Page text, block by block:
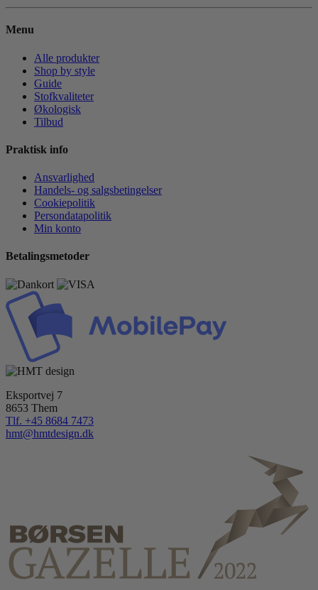
Menu
Alle produkter
Shop by style
Guide
Stofkvaliteter
Økologisk
Tilbud
Praktisk info
Ansvarlighed
Handels- og salgsbetingelser
Cookiepolitik
Persondatapolitik
Min konto
Betalingsmetoder
Eksportvej 7
8653 Them
Tlf. +45 8684 7473
hmt@hmtdesign.dk